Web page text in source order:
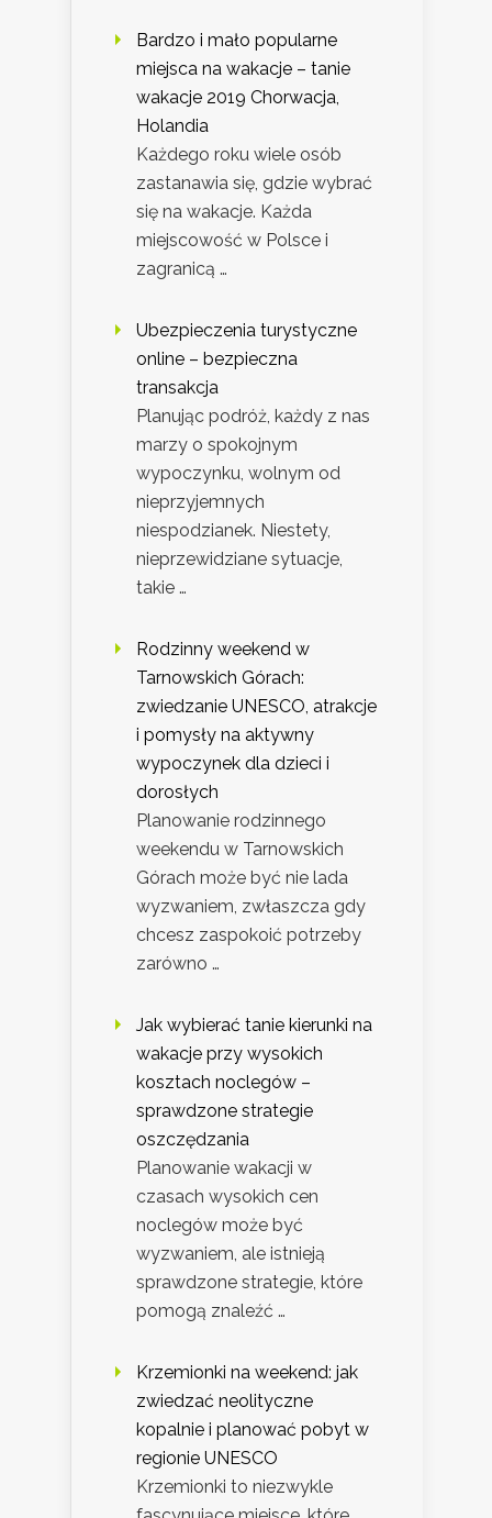
Bardzo i mało popularne
miejsca na wakacje – tanie
wakacje 2019 Chorwacja,
Holandia
Każdego roku wiele osób
zastanawia się, gdzie wybrać
się na wakacje. Każda
miejscowość w Polsce i
zagranicą …
Ubezpieczenia turystyczne
online – bezpieczna
transakcja
Planując podróż, każdy z nas
marzy o spokojnym
wypoczynku, wolnym od
nieprzyjemnych
niespodzianek. Niestety,
nieprzewidziane sytuacje,
takie …
Rodzinny weekend w
Tarnowskich Górach:
zwiedzanie UNESCO, atrakcje
i pomysły na aktywny
wypoczynek dla dzieci i
dorosłych
Planowanie rodzinnego
weekendu w Tarnowskich
Górach może być nie lada
wyzwaniem, zwłaszcza gdy
chcesz zaspokoić potrzeby
zarówno …
Jak wybierać tanie kierunki na
wakacje przy wysokich
kosztach noclegów –
sprawdzone strategie
oszczędzania
Planowanie wakacji w
czasach wysokich cen
noclegów może być
wyzwaniem, ale istnieją
sprawdzone strategie, które
pomogą znaleźć …
Krzemionki na weekend: jak
zwiedzać neolityczne
kopalnie i planować pobyt w
regionie UNESCO
Krzemionki to niezwykle